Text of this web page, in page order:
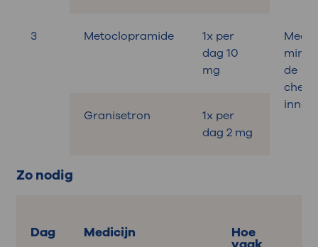
3 Metoclopramide
1x per
dag 10
mg
de
Granisetron
1x per
dag 2 mg
Zo nodig
Dag Medicijn Hoe